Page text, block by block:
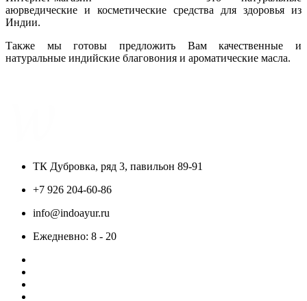
аюрведические и косметические средства для здоровья из
Индии.
Также мы готовы предложить Вам качественные и
натуральные индийские благовония и ароматические масла.
ТК Дубровка, ряд 3, павильон 89-91
+7 926 204-60-86
info@indoayur.ru
Ежедневно: 8 - 20